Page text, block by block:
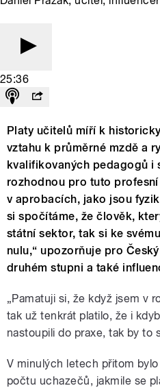
25:36
Platy učitelů míří k
vztahu k průměrné mzdě a
kvalifikovaných pedagogů i
rozhodnou pro tuto
v aprobacích, jako jsou
si spočítáme, že člověk,
státní sektor, tak si ke
nulu,“ upozorňuje pro
druhém stupni a také
„Pamatuji si, že když jsem v
tak už tenkrát platilo, že i
nastoupili do praxe, tak by to
V minulých letech přitom
počtu uchazečů, jakmile se